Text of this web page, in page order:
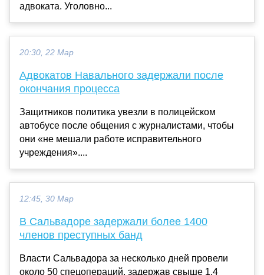
адвоката. Уголовно...
20:30, 22 Мар
Адвокатов Навального задержали после
окончания процесса
Защитников политика увезли в полицейском
автобусе после общения с журналистами, чтобы
они «не мешали работе исправительного
учреждения»....
12:45, 30 Мар
В Сальвадоре задержали более 1400
членов преступных банд
Власти Сальвадора за несколько дней провели
около 50 спецопераций, задержав свыше 1,4